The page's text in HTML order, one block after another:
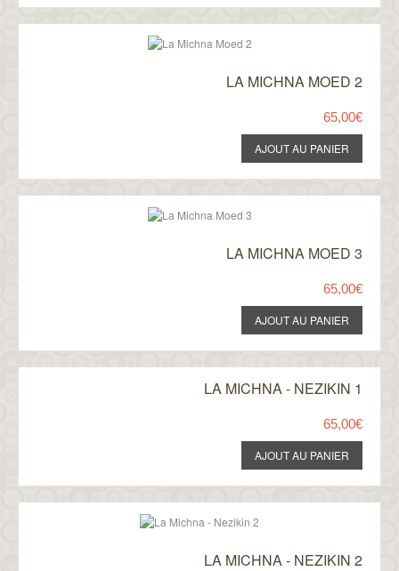
LA MICHNA MOED 2
65,00€
LA MICHNA MOED 3
65,00€
LA MICHNA - NEZIKIN 1
65,00€
LA MICHNA - NEZIKIN 2